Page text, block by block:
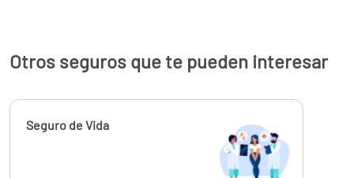
Otros seguros que te pueden interesar
Calcúlalo ahora
Seguro de Vida